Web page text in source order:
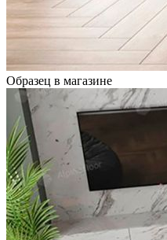
Образец в магазине